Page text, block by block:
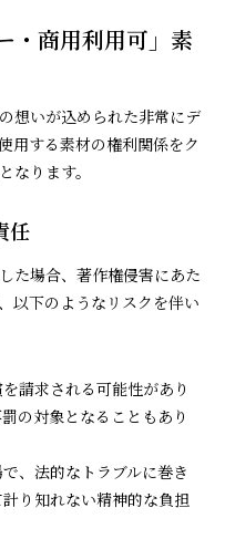
・商用利用可」素
想いが込められた非常にデ
用する素材の権利関係をク
なります。
任
た場合、著作権侵害にあた
以下のようなリスクを伴い
請求される可能性があり
の対象となることもあり
、法的なトラブルに巻き
り知れない精神的な負担